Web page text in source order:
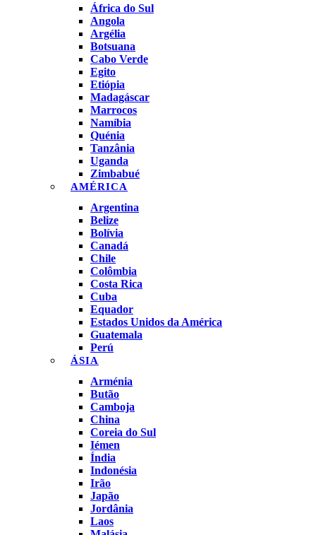
África do Sul
Angola
Argélia
Botsuana
Cabo Verde
Egito
Etiópia
Madagáscar
Marrocos
Namíbia
Quénia
Tanzânia
Uganda
Zimbabué
AMÉRICA
Argentina
Belize
Bolívia
Canadá
Chile
Colômbia
Costa Rica
Cuba
Equador
Estados Unidos da América
Guatemala
Perú
ÁSIA
Arménia
Butão
Camboja
China
Coreia do Sul
Iémen
Índia
Indonésia
Irão
Japão
Jordânia
Laos